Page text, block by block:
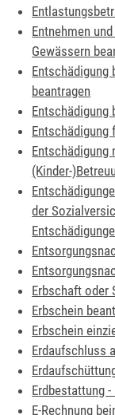
Entnehmen
Gewässern
Entschädigung
beantragen
Entschädigung
Entschädigung
Entschädigung
(Kinder-
der
Erbschaft oder
Erbschein
Erbschein
Erdaufschluss
Erdbestattung
E-Rechnung